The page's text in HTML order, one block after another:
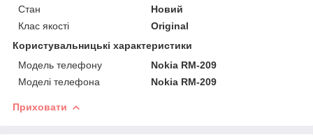
Стан
Новий
Клас якості
Original
Користувальницькі характеристики
Модель телефону
Nokia RM-209
Моделі телефона
Nokia RM-209
Приховати